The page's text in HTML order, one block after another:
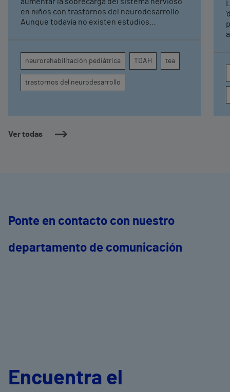
Ver todas
pediátrica de Vithas
en niños con trastornos del neurodesarrollo
Aunque todavía no existen estudios
atención, la regulación emocional y la
conducta
neurorehabilitación pediátrica TDAH tea
trastornos del neurodesarrollo
Ponte en contacto con nuestro
departamento de comunicación
Encuentra el